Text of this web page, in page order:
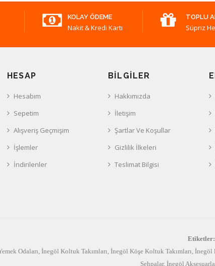
KOLAY ÖDEME
Nakit & Kredi Kartı
TOPLU
Süpriz
HESAP
Hesabım
Sepetim
Alışveriş Geçmişim
İşlemler
İndirilenler
BILGILER
Hakkımızda
İletişim
Şartlar Ve Koşullar
Gizlilik İlkeleri
Teslimat Bilgisi
Etiketler:
Odaları İnegöl Koltuk Takımları İnegöl Köşe Koltuk Takımları İnegöl
Sehpalar, İnegöl